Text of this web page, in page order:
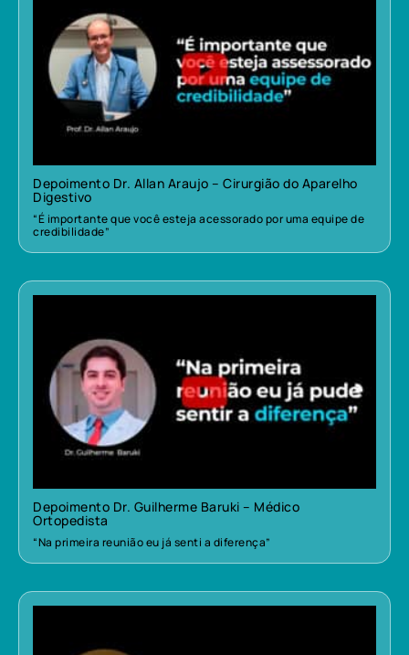
Depoimento Dr. Allan Araujo – Cirurgião do Aparelho
Digestivo
“É importante que você esteja acessorado por uma equipe de
credibilidade”
Depoimento Dr. Guilherme Baruki – Médico
Ortopedista
“Na primeira reunião eu já senti a diferença”